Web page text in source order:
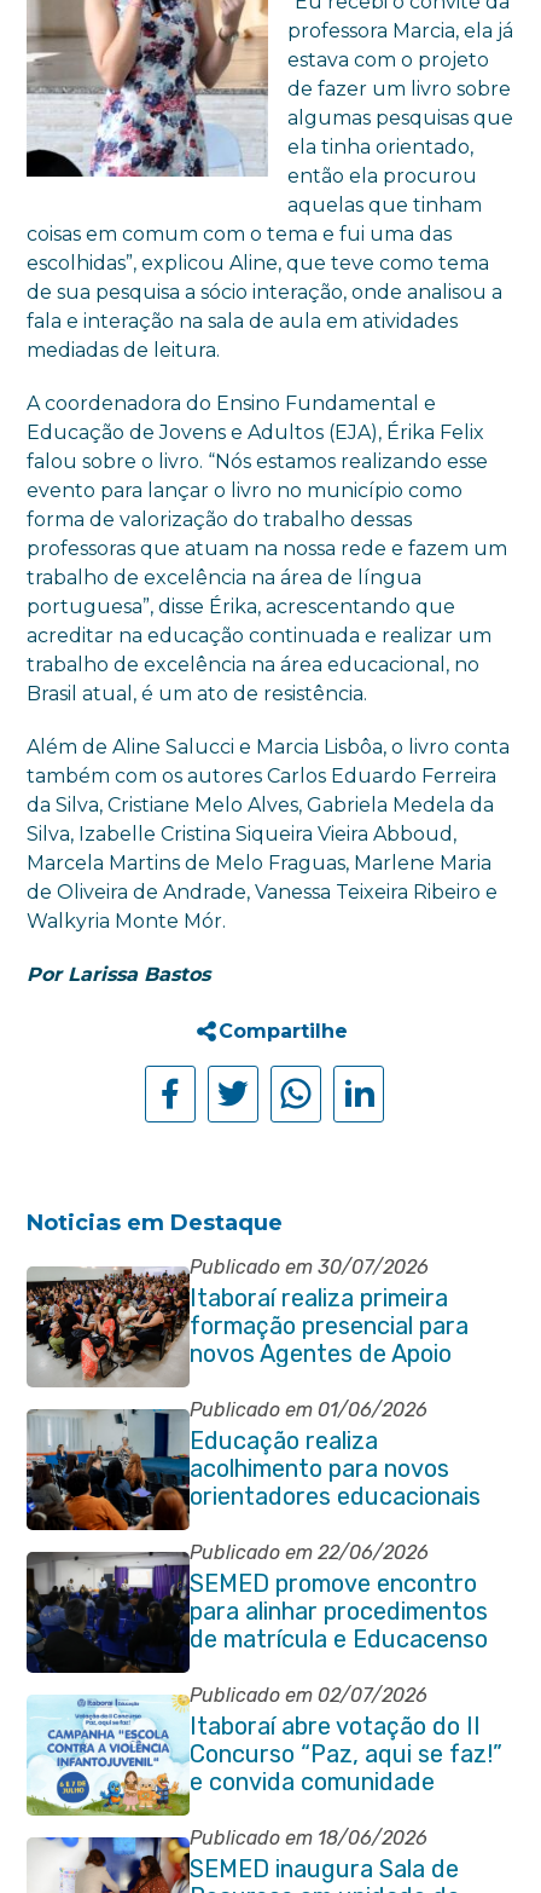
professora Marcia, ela já
estava com o projeto
de fazer um livro sobre
algumas pesquisas que
ela tinha orientado,
então ela procurou
aquelas que tinham
coisas em comum com o tema e fui uma das
escolhidas”, explicou Aline, que teve como tema
de sua pesquisa a sócio interação, onde analisou a
fala e interação na sala de aula em atividades
mediadas de leitura.
A coordenadora do Ensino Fundamental e
Educação de Jovens e Adultos (EJA), Érika Felix
falou sobre o livro. “Nós estamos realizando esse
evento para lançar o livro no município como
forma de valorização do trabalho dessas
professoras que atuam na nossa rede e fazem um
trabalho de excelência na área de língua
portuguesa”, disse Érika, acrescentando que
acreditar na educação continuada e realizar um
trabalho de excelência na área educacional, no
Brasil atual, é um ato de resistência.
Além de Aline Salucci e Marcia Lisbôa, o livro conta
também com os autores Carlos Eduardo Ferreira
da Silva, Cristiane Melo Alves, Gabriela Medela da
Silva, Izabelle Cristina Siqueira Vieira Abboud,
Marcela Martins de Melo Fraguas, Marlene Maria
de Oliveira de Andrade, Vanessa Teixeira Ribeiro e
Walkyria Monte Mór.
Por Larissa Bastos
Compartilhe
Noticias em Destaque
Publicado em 30/07/2026
Itaboraí realiza primeira
formação presencial para
novos Agentes de Apoio
Escolar
Publicado em 01/06/2026
Educação realiza
acolhimento para novos
orientadores educacionais
da rede municipal
Publicado em 22/06/2026
SEMED promove encontro
para alinhar procedimentos
de matrícula e Educacenso
2026
Publicado em 02/07/2026
Itaboraí abre votação do II
Concurso “Paz, aqui se faz!”
e convida comunidade
Publicado em 18/06/2026
SEMED inaugura Sala de